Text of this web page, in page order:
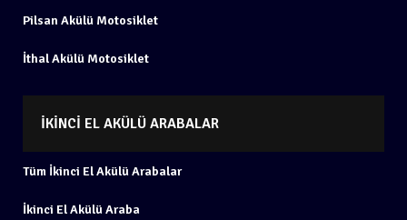
Pilsan Akülü Motosiklet
İthal Akülü Motosiklet
İKINCI EL AKÜLÜ ARABALAR
Tüm İkinci El Akülü Arabalar
İkinci El Akülü Araba